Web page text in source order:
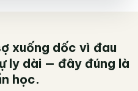
xuống dốc vì đau
ly dài — đây đúng là
học.